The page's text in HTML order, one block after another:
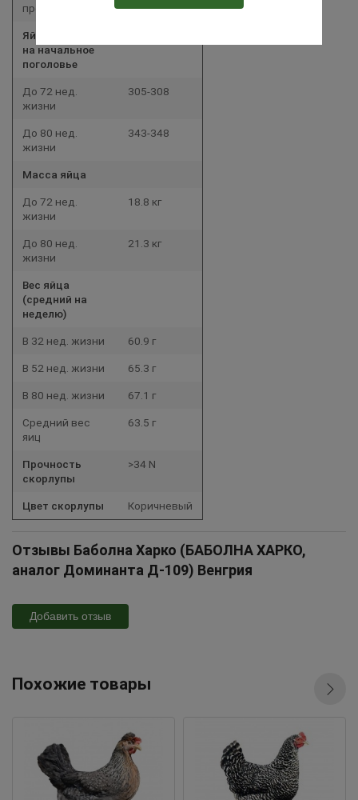
продуктивности
Яйценоскость
на начальное
поголовье
До 72 нед.
жизни
305-308
До 80 нед.
жизни
343-348
Масса яйца
До 72 нед.
жизни
18.8 кг
До 80 нед.
жизни
21.3 кг
Вес яйца
(средний на
неделю)
В 32 нед. жизни 60.9 г
В 52 нед. жизни 65.3 г
В 80 нед. жизни 67.1 г
Средний вес
яиц
63.5 г
Прочность
скорлупы
>34 N
Цвет скорлупы Коричневый
Отзывы Баболна Харко (БАБОЛНА ХАРКО,
аналог Доминанта Д-109) Венгрия
Добавить отзыв
Похожие товары